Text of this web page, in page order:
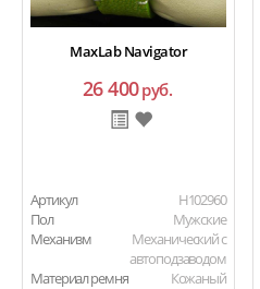
MaxLab Navigator
26 400руб.
Артикул
H102960
Пол
Мужские
Механизм
Механический с
автоподзаводом
Материал ремня
Кожаный